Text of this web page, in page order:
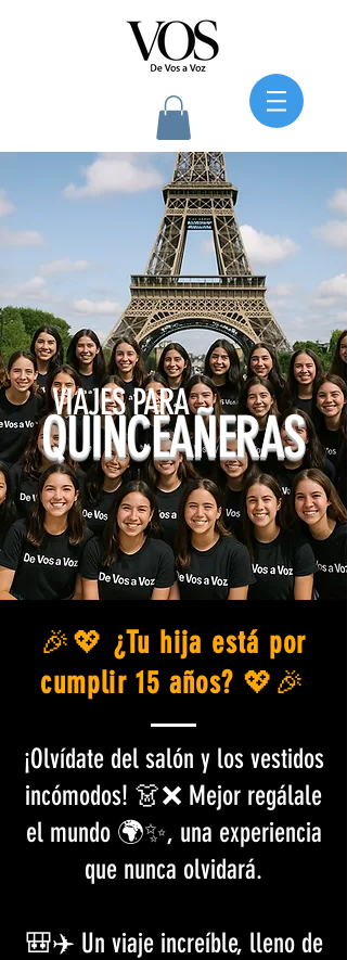
VIAJES PARA
QUINCEAÑERAS
🎉💖 ¿Tu hija está por
cumplir 15 años? 💖🎉
¡Olvídate del salón y los vestidos
incómodos! 👗❌ Mejor regálale
el mundo 🌍✨, una experiencia
que nunca olvidará.
🎒✈️ Un viaje increíble, lleno de